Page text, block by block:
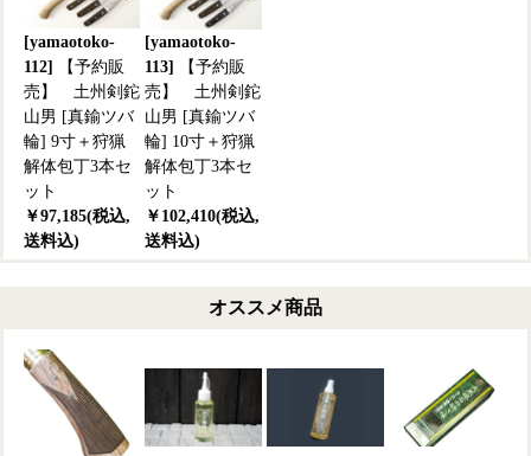
[yamaotoko-
112]
【予約販
売】 土州剣鉈
山男 [真鍮ツバ
輪] 9寸＋狩猟
解体包丁3本セ
ット
￥97,185(税込,
送料込)
[yamaotoko-
113]
【予約販
売】 土州剣鉈
山男 [真鍮ツバ
輪] 10寸＋狩猟
解体包丁3本セ
ット
￥102,410(税込,
送料込)
オススメ商品